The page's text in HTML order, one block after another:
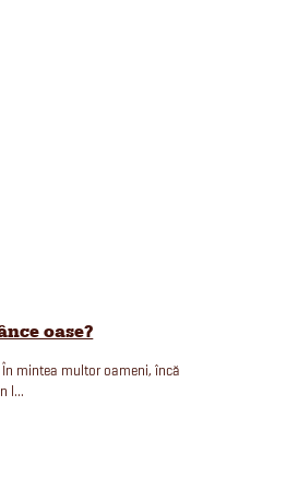
oase?
mintea multor oameni, încă
l...